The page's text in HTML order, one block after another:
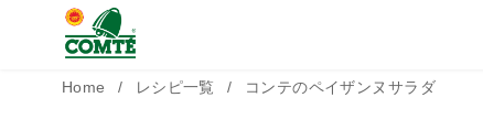
Home レシピ一覧 コンテのペイザンヌサラダ